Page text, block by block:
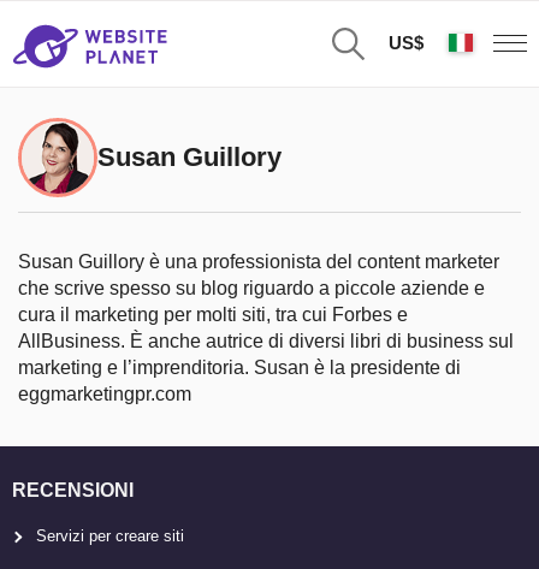
US$
Susan Guillory
Susan Guillory è una professionista del content marketer
che scrive spesso su blog riguardo a piccole aziende e
cura il marketing per molti siti, tra cui Forbes e
AllBusiness. È anche autrice di diversi libri di business sul
marketing e l’imprenditoria. Susan è la presidente di
eggmarketingpr.com
RECENSIONI
Servizi per creare siti